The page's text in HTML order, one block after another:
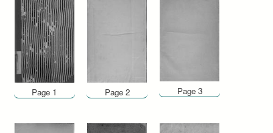
Page 1 Page 2 Page 3